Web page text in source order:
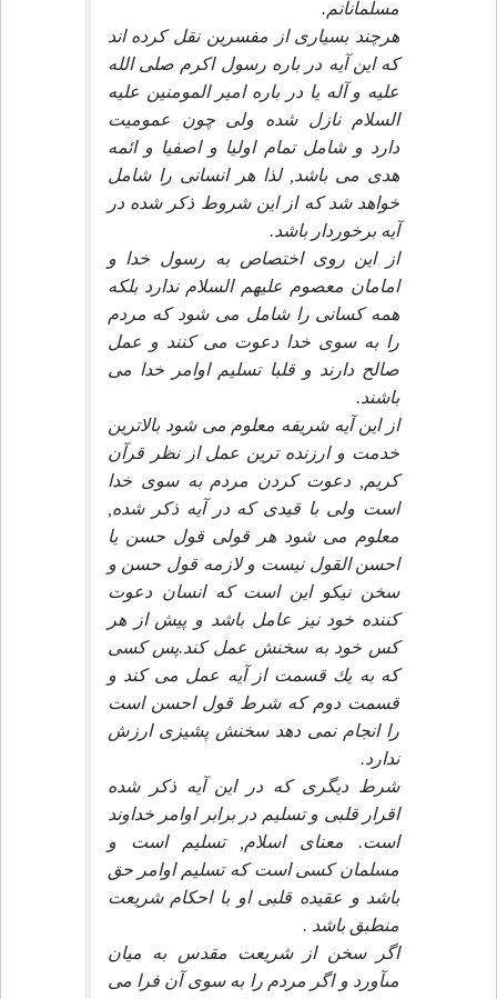
مسلمانانم.
هرچند بسيارى از مفسرين نقل كرده اند
كه اين آيه در باره رسول اكرم صلى الله
عليه و آله يا در باره امير المومنين عليه
السلام نازل شده ولى چون عموميت
دارد و شامل تمام اوليا و اصفيا و ائمه
هدى مى باشد, لذا هر انسانى را شامل
خواهد شد كه از اين شروط ذكر شده در
آيه برخوردار باشد.
از اين روى اختصاص به رسول خدا و
امامان معصوم عليهم السلام ندارد بلكه
همه كسانى را شامل مى شود كه مردم
را به سوى خدا دعوت مى كنند و عمل
صالح دارند و قلبا تسليم اوامر خدا مى
باشند.
از اين آيه شريفه معلوم مى شود بالاترين
خدمت و ارزنده ترين عمل از نظر قرآن
كريم, دعوت كردن مردم به سوى خدا
است ولى با قيدى كه در آيه ذكر شده,
معلوم مى شود هر قولى قول حسن يا
احسن القول نيست و لازمه قول حسن و
سخن نيكو اين است كه انسان دعوت
كننده خود نيز عامل باشد و پيش از هر
كس خود به سخنش عمل كند.پس كسى
كه به يك قسمت از آيه عمل مى كند و
قسمت دوم كه شرط قول احسن است
را انجام نمى دهد سخنش پشيزى ارزش
ندارد.
شرط ديگرى كه در اين آيه ذكر شده
اقرار قلبى و تسليم در برابر اوامر خداوند
است. معناى اسلام, تسليم است و
مسلمان كسى است كه تسليم اوامر حق
باشد و عقيده قلبى او با احكام شريعت
منطبق باشد .
اگر سخن از شريعت مقدس به ميان
مىآورد و اگر مردم را به سوى آن فرا مى